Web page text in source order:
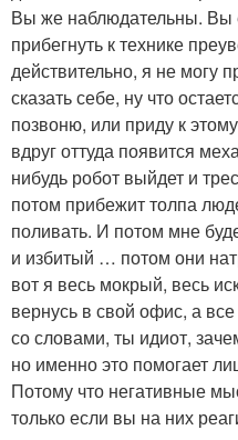
Вы же наблюдательны. Вы
прибегнуть к технике
действительно, я не могу
сказать себе, ну что
позвоню, или приду к
вдруг оттуда появится
нибудь робот выйдет и
потом прибежит толпа
поливать. И потом мне
и избитый … потом они
вот я весь мокрый, весь
вернусь в свой офис, а
со словами, ты идиот,
но именно это помогает
Потому что негативные
только если вы на них